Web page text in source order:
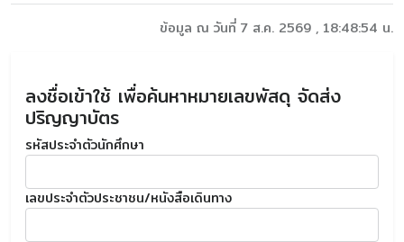
ข้อมูล ณ วันที่ 7 ส.ค. 2569 , 18:48:54 น.
ลงชื่อเข้าใช้ เพื่อค้นหาหมายเลขพัสดุ จัดส่ง
ปริญญาบัตร
รหัสประจำตัวนักศึกษา
เลขประจำตัวประชาชน/หนังสือเดินทาง